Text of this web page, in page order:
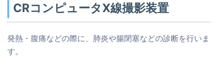
CRコンピュータX線撮影装置
発熱・腹痛などの際に、肺炎や腸閉塞などの診断を行いま
す。